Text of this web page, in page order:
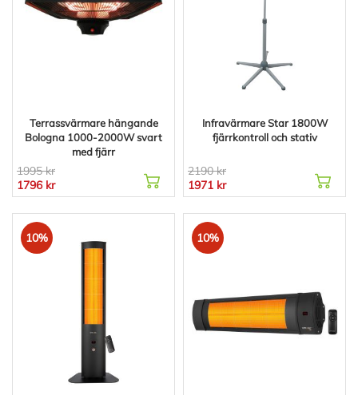
Terrassvärmare hängande
Bologna 1000-2000W svart
med fjärr
1995 kr
1796 kr
Infravärmare Star 1800W
fjärrkontroll och stativ
2190 kr
1971 kr
10% 10%